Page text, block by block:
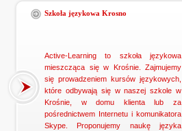
Szkoła językowa Krosno
Active-Learning to szkoła językowa
mieszcząca się w Krośnie. Zajmujemy
się prowadzeniem kursów językowych,
które odbywają się w naszej szkole w
Krośnie, w domu klienta lub za
pośrednictwem Internetu i komunikatora
Skype. Proponujemy naukę języka